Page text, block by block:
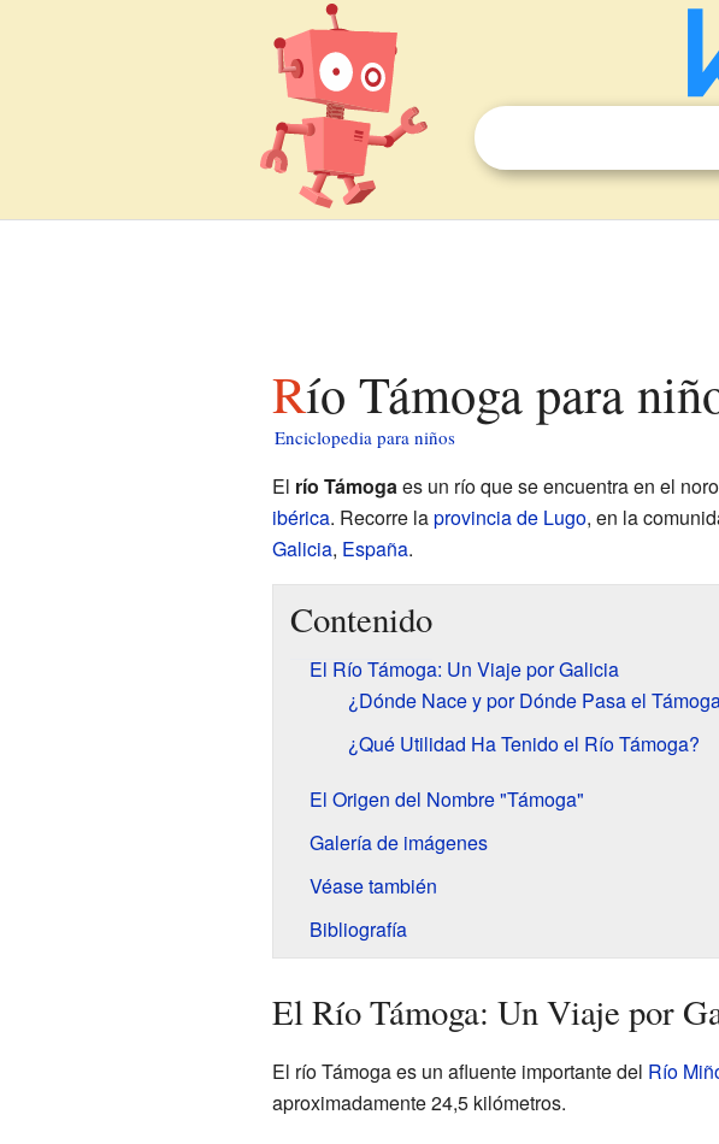
Río Támoga para
Enciclopedia para niños
El río Támogaes un río que se encuentra en el
ibérica. Recorre laprovincia de Lugo, en la
Galicia, España.
Contenido
El Río Támoga: Un Viaje por Galicia
¿Dónde Nace y por Dónde Pasa el
¿Qué Utilidad Ha Tenido el Río Támoga?
El Origen del Nombre "Támoga"
Galería de imágenes
Véase también
Bibliografía
El Río Támoga: Un Viaje por
El río Támoga es un afluente importante del Río
aproximadamente 24,5 kilómetros.